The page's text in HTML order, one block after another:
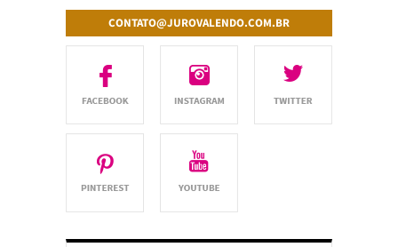
CONTATO@JUROVALENDO.COM.BR